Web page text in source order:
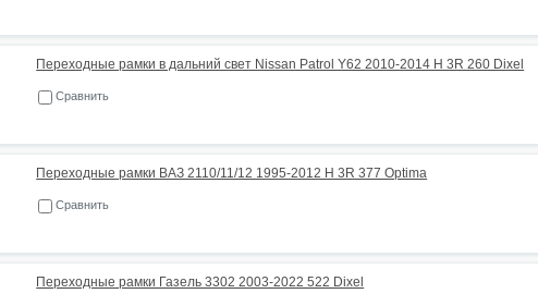
Переходные рамки в дальний свет Nissan Patrol Y62 2010-2014 H 3R 260 Dixel
Сравнить
Переходные рамки ВАЗ 2110/11/12 1995-2012 H 3R 377 Optima
Сравнить
Переходные рамки Газель 3302 2003-2022 522 Dixel